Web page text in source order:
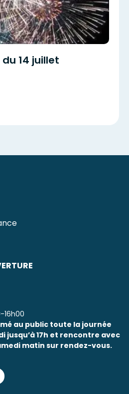
14 juillet
16h00
au public toute la journée
jusqu’à 17h et rencontre avec
matin sur rendez-vous.